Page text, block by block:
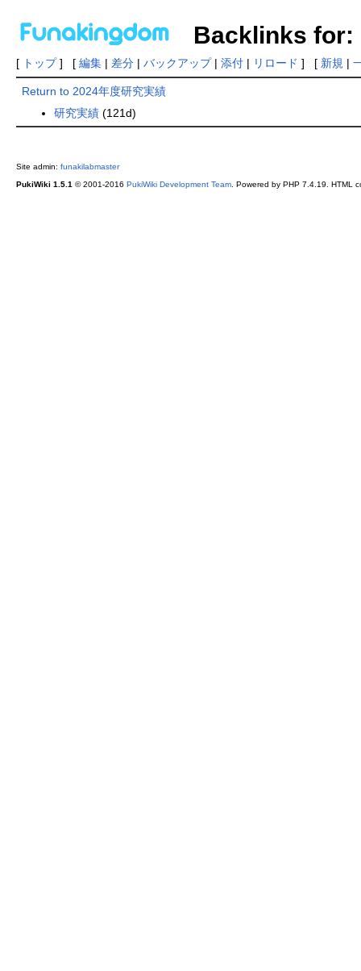
Backlinks for:
[ トップ] [ 編集| 差分| バックアップ| 添付| リロード ] [ 新規 |
Return to 2024年度研究実績
研究実績(121d)
Site admin: funakilabmaster
PukiWiki 1.5.1 © 2001-2016 PukiWiki Development Team. Powered by PHP 7.4.19. HTML